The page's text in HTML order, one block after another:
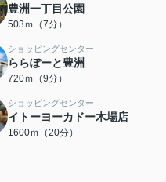
豊洲一丁目公園
503ｍ（7分）
ショッピングセンター
ららぽーと豊洲
720ｍ（9分）
ショッピングセンター
イトーヨーカドー木場店
1600ｍ（20分）